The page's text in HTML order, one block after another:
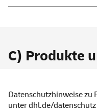
C) Produkte
Datenschutzhinweise zu
unterdhl.de/datenschutz